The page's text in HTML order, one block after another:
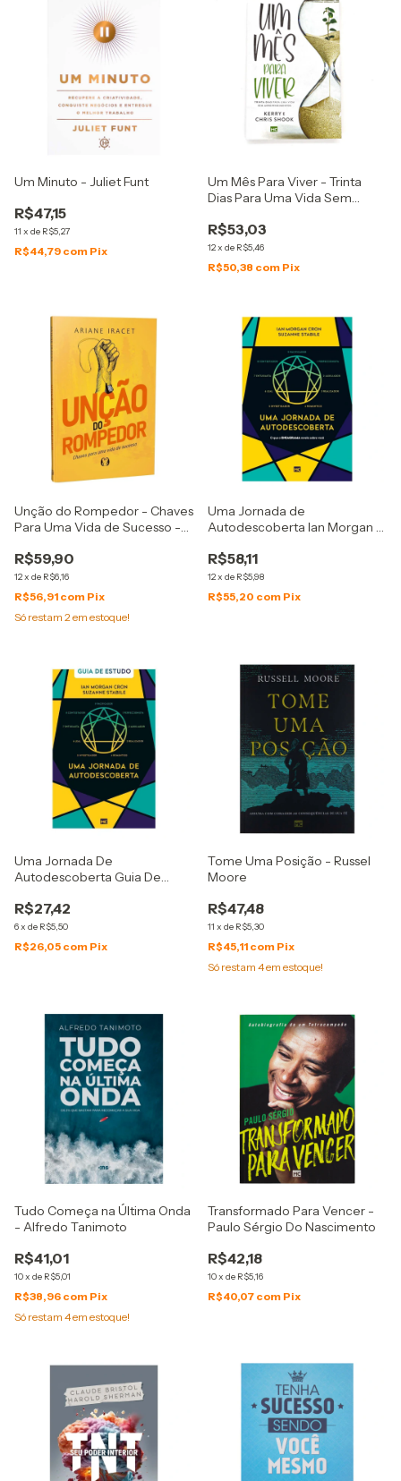
Um Minuto - Juliet Funt
R$47,15
11 x de R$5,27
R$44,79 com Pix
Um Mês Para Viver - Trinta
Dias Para Uma Vida Sem
Shook e Chris Shook
R$53,03
12x de R$5,46
R$50,38 com Pix
Unção do Rompedor - Chaves
Para Uma Vida de Sucesso -
R$59,90
12x de R$6,16
R$56,91 com Pix
Só restam 2em estoque!
Uma Jornada de
Autodescoberta Ian Morgan E
R$58,11
12x de R$5,98
R$55,20 com Pix
Uma Jornada De
Autodescoberta Guia De
Suzanne Stabile
R$27,42
6x de R$5,50
R$26,05 com Pix
Tome Uma Posição - Russel
Moore
R$47,48
11 x de R$5,30
R$45,11 com Pix
Só restam 4em estoque!
Tudo Começa na Última Onda
- Alfredo Tanimoto
R$41,01
10x de R$5,01
R$38,96 com Pix
Só restam 4em estoque!
Transformado Para Vencer -
Paulo Sérgio Do Nascimento
R$42,18
10x de R$5,16
R$40,07 com Pix